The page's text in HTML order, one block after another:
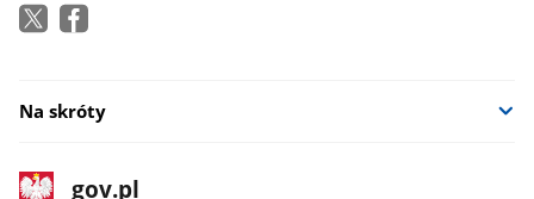
Na skróty
stopkaStrona
gov.pl